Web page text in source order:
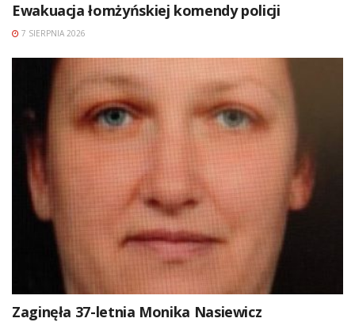
Ewakuacja łomżyńskiej komendy policji
7 SIERPNIA 2026
Zaginęła 37-letnia Monika Nasiewicz